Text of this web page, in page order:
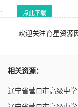
点此下载
欢迎关注育星资源
相关资源：
辽宁省营口市高级中